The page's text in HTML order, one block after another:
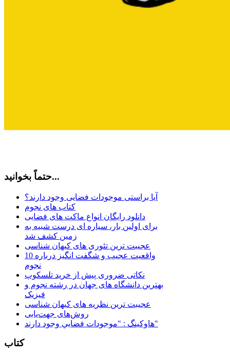
حتماً بخوانید...
آیا براستی موجودات فضایی وجود دارند؟
کتاب های نجوم
دانلود رایگان انواع ماکت های فضایی
برای اولین بار، سیاره ای درست شبیه به
زمین کشف شد
عجیبت ترین تئوری های کیهان شناسی
10 واقعیت عجیب و شگفت انگیز درباره
نجوم
نکاتی ضروری پیش از خرید تلسکوپ
بهترین دانشگاه های جهان در رشته نجوم و
فیزیک
عجیبت ترین نظریه های کیهان شناسی
روش‌های جهت‌یابی
هاوكينگ : "موجودات فضايي وجود دارند"
کتاب